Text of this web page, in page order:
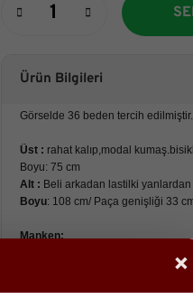
×
Ürün Bilgileri
Görselde 36 beden tercih
Üst : rahat kalıp,modal
Boyu: 75 cm
Alt : Beli arkadan lastilki
Boyu: 108 cm/ Paça genişliği 33
Manken: